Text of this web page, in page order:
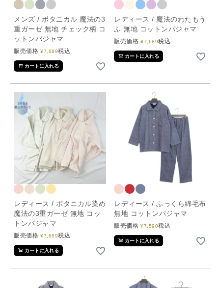
メンズ / ボタニカル 魔法の3
重ガーゼ 無地 チェック柄 コ
ットンパジャマ
販売価格 ¥7,689税込
カートに入れる
レディース / 魔法のわたもう
ふ 無地 コットンパジャマ
販売価格 ¥7,689税込
カートに入れる
レディース / ボタニカル染め
魔法の3重ガーゼ 無地 コッ
トンパジャマ
販売価格 ¥7,689税込
カートに入れる
レディース / ふっくら綿毛布
無地 コットンパジャマ
販売価格 ¥7,590税込
カートに入れる